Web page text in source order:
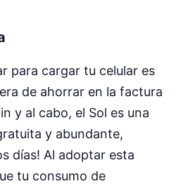
para cargar tu celular es
de ahorrar en la factura
y al cabo, el Sol es una
y abundante,
días! Al adoptar esta
tu consumo de